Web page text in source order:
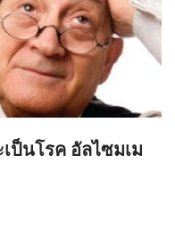
ป็นโรค อัลไซมเม